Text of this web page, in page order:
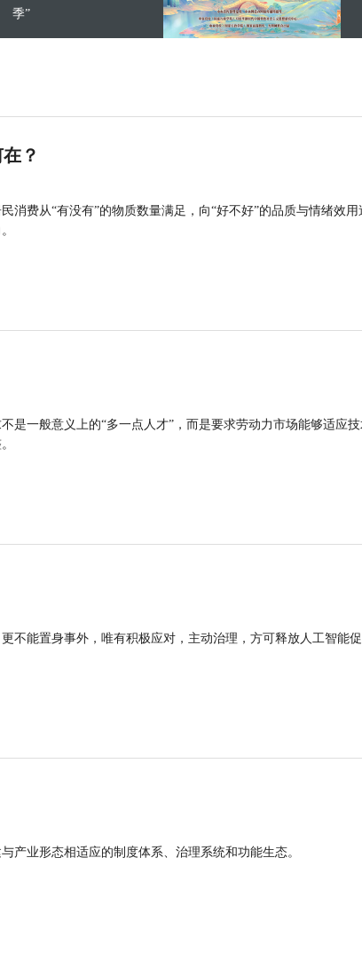
季”
？
消费从“有没有”的物质数量满足，向“好不好”的品质与情绪效用
是一般意义上的“多一点人才”，而是要求劳动力市场能够适应
不能置身事外，唯有积极应对，主动治理，方可释放人工智能
产业形态相适应的制度体系、治理系统和功能生态。